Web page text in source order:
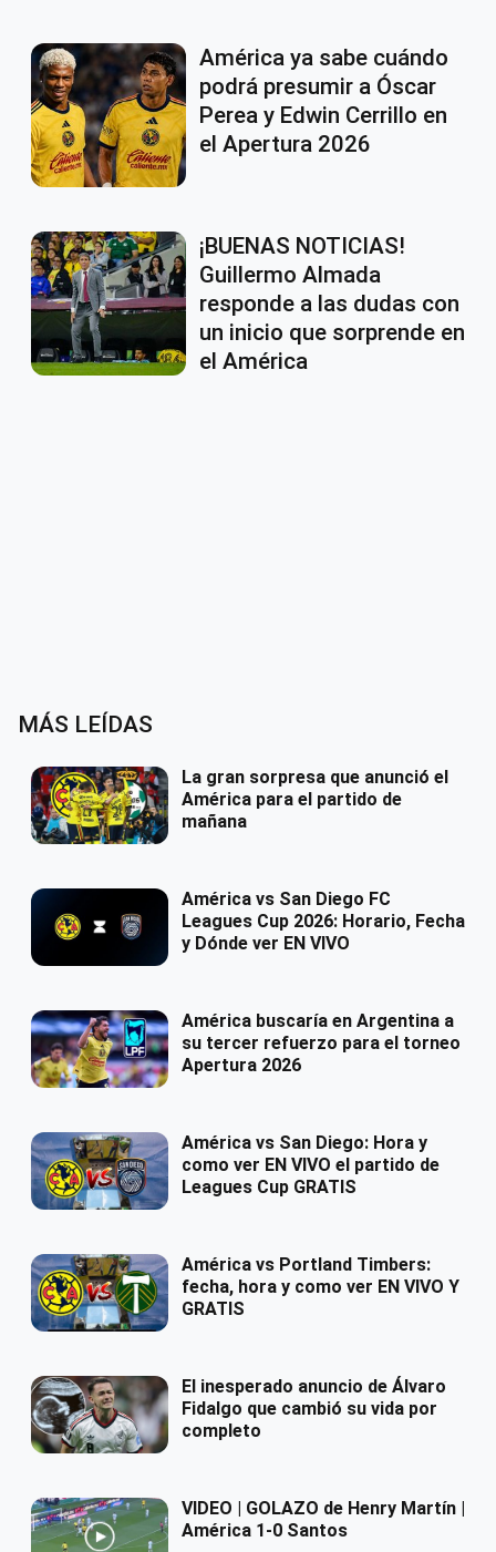
América ya sabe cuándo
podrá presumir a Óscar
Perea y Edwin Cerrillo en
el Apertura 2026
¡BUENAS NOTICIAS!
Guillermo Almada
responde a las dudas con
un inicio que sorprende en
el América
MÁS LEÍDAS
La gran sorpresa que anunció el
América para el partido de
mañana
América vs San Diego FC
Leagues Cup 2026: Horario, Fecha
y Dónde ver EN VIVO
América buscaría en Argentina a
su tercer refuerzo para el torneo
Apertura 2026
América vs San Diego: Hora y
como ver EN VIVO el partido de
Leagues Cup GRATIS
América vs Portland Timbers:
fecha, hora y como ver EN VIVO Y
GRATIS
El inesperado anuncio de Álvaro
Fidalgo que cambió su vida por
completo
VIDEO | GOLAZO de Henry Martín |
América 1-0 Santos